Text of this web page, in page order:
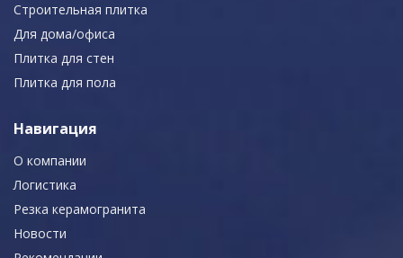
Строительная плитка
Для дома/офиса
Плитка для стен
Плитка для пола
Навигация
О компании
Логистика
Резка керамогранита
Новости